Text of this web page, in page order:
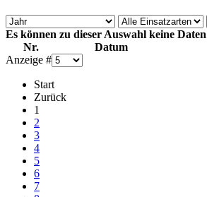
Es können zu dieser Auswahl keine
Nr.
Datum
Anzeige #
Start
Zurück
1
2
3
4
5
6
7